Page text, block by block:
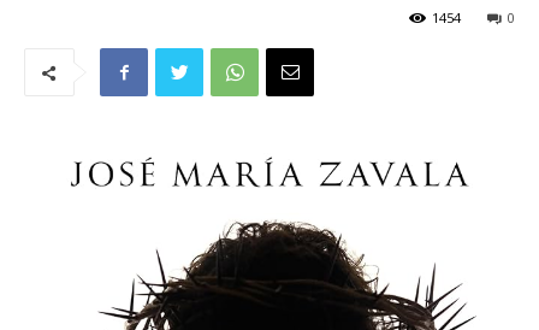
0
1454